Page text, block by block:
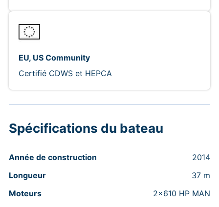
EU, US Community
Certifié CDWS et HEPCA
Spécifications du bateau
Année de construction
2014
Longueur
37 m
Moteurs
2x610 HP MAN